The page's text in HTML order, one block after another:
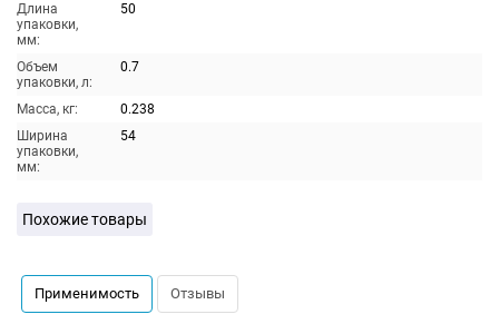
Длина
упаковки,
мм:
50
Объем
упаковки, л:
0.7
Масса, кг:
0.238
Ширина
упаковки,
мм:
54
Похожие товары
Применимость Отзывы